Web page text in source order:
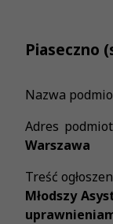
Piaseczno
Nazwa
Adres
Warszawa
Treść
Młodszy